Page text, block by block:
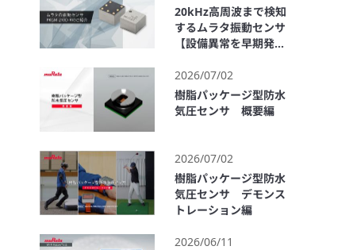
20kHz高周波まで検知
するムラタ振動センサ
【設備異常を早期発
2026/07/02
樹脂パッケージ型防水
気圧センサ 概要編
2026/07/02
樹脂パッケージ型防水
気圧センサ デモンス
トレーション編
2026/06/11